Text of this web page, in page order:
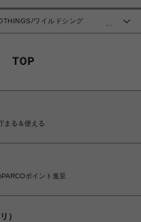
…
ワイルドシング
まる＆使える
ポイント進呈
）